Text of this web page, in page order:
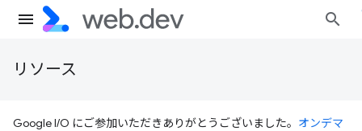
リソース
Google I/O にご参加いただきありがとうございました。 オンデマ